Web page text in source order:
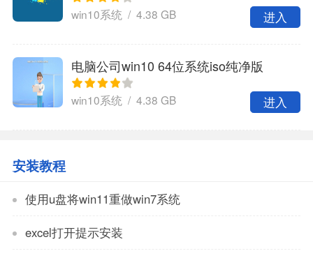
win10系统 / 4.38 GB 进入
电脑公司win10 64位系统iso纯净版
win10系统 / 4.38 GB 进入
安装教程
使用u盘将win11重做win7系统
excel打开提示安装